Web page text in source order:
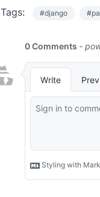
Tags: #django